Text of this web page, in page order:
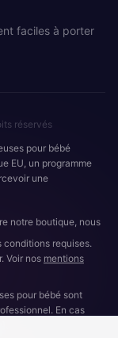
faciles à porter
réservés
pour bébé
EU, un programme
une
notre boutique, nous
conditions requises.
Voir nos mentions
pour bébé sont
En cas